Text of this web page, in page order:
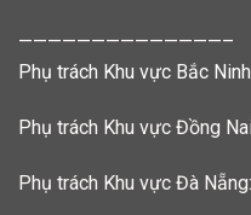
——————————————–
Phụ trách Khu vực Bắc
Phụ trách Khu vực Đồng
Phụ trách Khu vực Đà Nẵng: